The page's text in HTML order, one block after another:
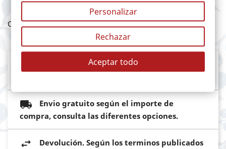
Compartir
Mediante pasarela de pago segura del
Envio gratuito según el importe de
compra, consulta las diferentes opciones.
Devolución. Según los terminos publicados
Personalizar
Rechazar
Aceptar todo